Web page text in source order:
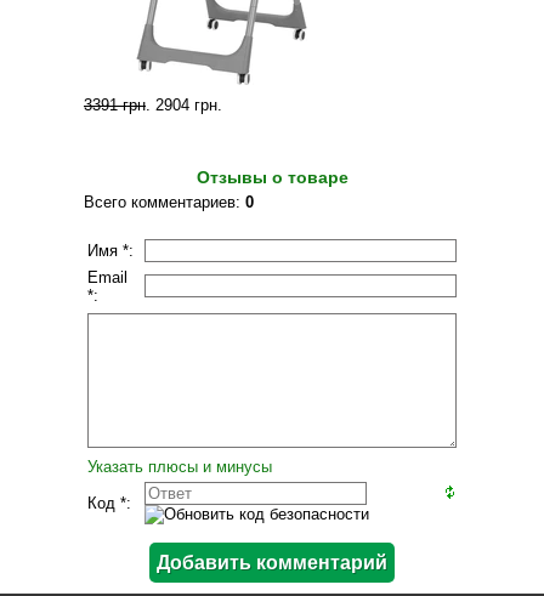
3391 грн. 2904 грн.
Отзывы о товаре
Всего комментариев: 0
Имя *:
Email
*:
Указать плюсы и минусы
Код *: